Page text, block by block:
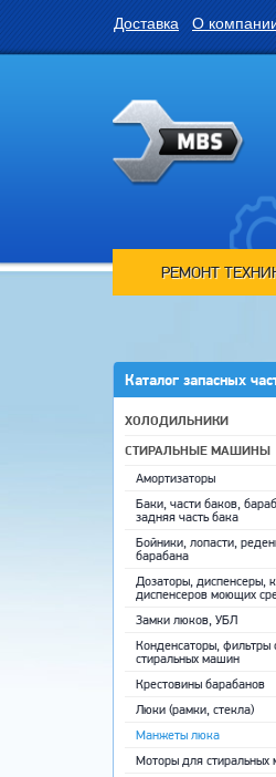
Доставка О
РЕМОНТ
Каталог запасных
ХОЛОДИЛЬНИКИ
СТИРАЛЬНЫЕ МАШИНЫ
Амортизаторы
Баки, части баков,
задняя часть бака
Бойники, лопасти,
барабана
Дозаторы, диспенсеры,
диспенсеров моющих
Замки люков, УБЛ
Конденсаторы, фильтры
стиральных машин
Крестовины барабанов
Люки (рамки, стекла)
Манжеты люка
Моторы для стиральных